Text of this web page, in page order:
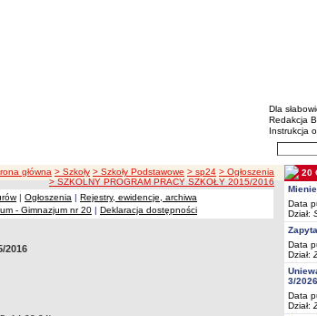
BIP -
Menu
Dla
Redakcja
Instrukcja
nawigacji
główna > Szkoły > Szkoły Podstawowe > sp24 > Ogłoszenia
> SZKOLNY PROGRAM PRACY SZKOŁY 2015/2016
| Ogłoszenia | Rejestry, ewidencje, archiwa
- Gimnazjum nr 20 | Deklaracja dostępności
2016
20
Data
Dział:
Data
Dział:
3/2026
Data
Dział: